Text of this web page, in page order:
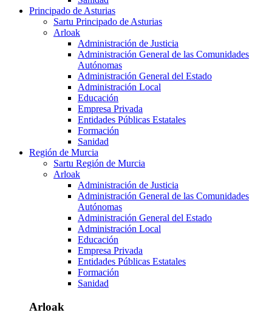
Principado de Asturias
Sartu Principado de Asturias
Arloak
Administración de Justicia
Administración General de las Comunidades
Autónomas
Administración General del Estado
Administración Local
Educación
Empresa Privada
Entidades Públicas Estatales
Formación
Sanidad
Región de Murcia
Sartu Región de Murcia
Arloak
Administración de Justicia
Administración General de las Comunidades
Autónomas
Administración General del Estado
Administración Local
Educación
Empresa Privada
Entidades Públicas Estatales
Formación
Sanidad
Arloak